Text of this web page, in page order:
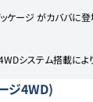
ケージ がカババに登
システム搭載に
ジ4WD)